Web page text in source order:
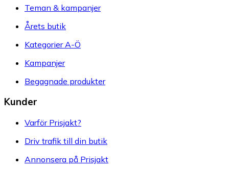
Teman & kampanjer
Årets butik
Kategorier A-Ö
Kampanjer
Begagnade produkter
Kunder
Varför Prisjakt?
Driv trafik till din butik
Annonsera på Prisjakt